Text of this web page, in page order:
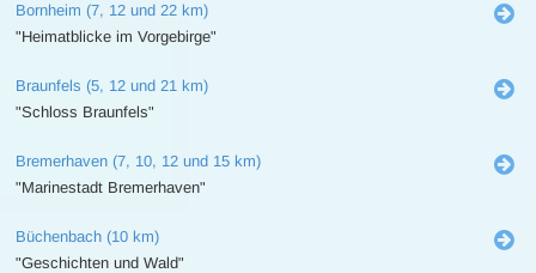
Bornheim (7, 12 und 22 km)
"Heimatblicke im Vorgebirge"
Braunfels (5, 12 und 21 km)
"Schloss Braunfels"
Bremerhaven (7, 10, 12 und 15 km)
"Marinestadt Bremerhaven"
Büchenbach (10 km)
"Geschichten und Wald"